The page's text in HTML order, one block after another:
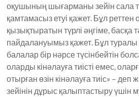
оқушының шығарманы зейін сала
қамтамасыз етуі қажет. Бұл реттен
қызықтыратын түрлі әңгіме, басқа
пайдалануымыз қажет. Бұл
балалар бір нәрсе түсінбейтін
оларды кінәлауға тиісті емес,
отырған өзін кінәлауға тиіс» –
зейінін дұрыс қалыптастыру үшін